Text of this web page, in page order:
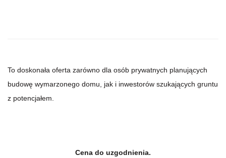
To doskonała oferta zarówno dla osób prywatnych planujących
budowę wymarzonego domu, jak i inwestorów szukających gruntu
z potencjałem.
Cena do uzgodnienia.